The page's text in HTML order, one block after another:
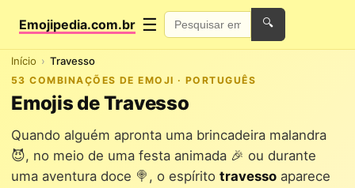
Emojipedia.com.br ☰ 🔍
Início Travesso
53 COMBINAÇÕES DE EMOJI · PORTUGUÊS
Emojis de Travesso
Quando alguém apronta uma brincadeira malandra
😈, no meio de uma festa animada 🎉 ou durante
uma aventura doce 🍭, o espírito travesso aparece